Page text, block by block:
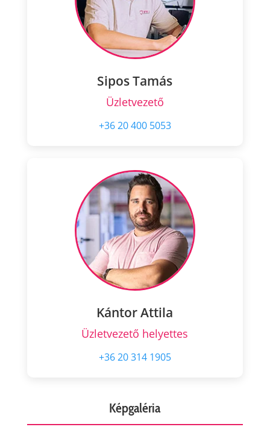
Sipos Tamás
Üzletvezető
+36 20 400 5053
Kántor Attila
Üzletvezető helyettes
+36 20 314 1905
Képgaléria